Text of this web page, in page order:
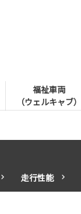
福祉車両
（ウェルキャブ）
走行性能